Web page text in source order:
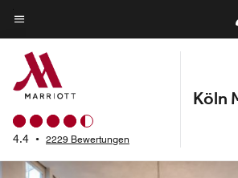
Skip
to
main
content
Menütext
4.4 • 2229 Bewertungen
Köln